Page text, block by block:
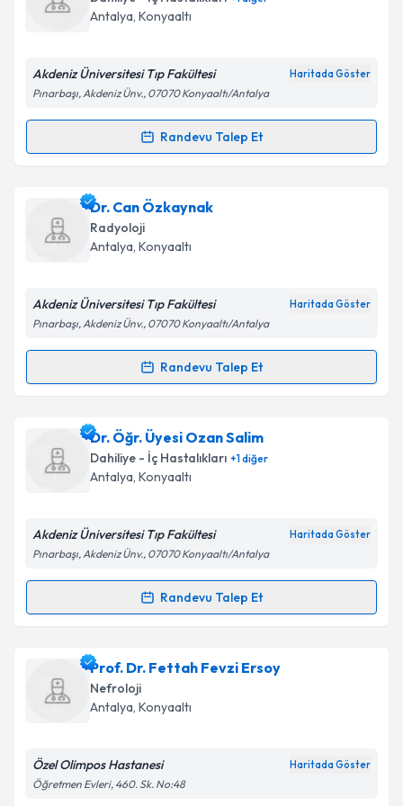
Takvim Talebini Gönder
hazırlandığında e-posta ile bilgilendireceğiz.
Kişisel verilerimin işlenmesine ilişkin
Metni'ni okudum ve kişisel verilerimin belirtilen
Takvim Talebini Gönder
Antalya, Konyaaltı
Akdeniz Üniversitesi Tıp Fakültesi Haritada Göster
Pınarbaşı, Akdeniz Ünv., 07070 Konyaaltı/Antalya
Randevu Talep Et
Randevu Takvimi Talebi
Dr. Levent Ündariçin randevu takvimi talebi
oluşturun. Size bu uzmandan randevu almanız için bir
takvim hazırlandığında e-posta ile bilgilendireceğiz.
Kişisel verilerimin işlenmesine ilişkin
Metni'ni okudum ve kişisel verilerimin belirtilen
Takvim Talebini Gönder
Dr. Can Özkaynak
Radyoloji
Antalya, Konyaaltı
Akdeniz Üniversitesi Tıp Fakültesi Haritada Göster
Pınarbaşı, Akdeniz Ünv., 07070 Konyaaltı/Antalya
Randevu Talep Et
Randevu Takvimi Talebi
Dr. Can Özkaynakiçin randevu takvimi talebi
oluşturun. Size bu uzmandan randevu almanız için bir
takvim hazırlandığında e-posta ile bilgilendireceğiz.
Kişisel verilerimin işlenmesine ilişkin
Metni'ni okudum ve kişisel verilerimin belirtilen
Takvim Talebini Gönder
Dr. Öğr. Üyesi Ozan Salim
Dahiliye - İç Hastalıkları +1diğer
Antalya, Konyaaltı
Akdeniz Üniversitesi Tıp Fakültesi Haritada Göster
Pınarbaşı, Akdeniz Ünv., 07070 Konyaaltı/Antalya
Randevu Talep Et
Randevu Takvimi Talebi
Dr. Öğr. Üyesi Ozan Salimiçin randevu takvimi
talebi oluşturun. Size bu uzmandan randevu almanız
için bir takvim hazırlandığında e-posta ile
bilgilendireceğiz.
Prof. Dr. Fettah Fevzi Ersoy
Nefroloji
Antalya, Konyaaltı
Özel Olimpos Hastanesi Haritada Göster
Öğretmen Evleri, 460. Sk. No:48